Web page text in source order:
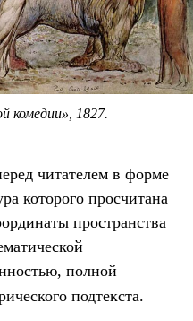
комедии», 1827.
читателем в форме
которого просчитана
пространства
полной
подтекста.